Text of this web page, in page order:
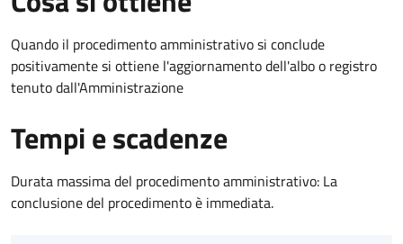
Quando il procedimento amministrativo si conclude
positivamente si ottiene l'aggiornamento dell'albo o registro
tenuto dall'Amministrazione
Tempi e scadenze
Durata massima del procedimento amministrativo: La
conclusione del procedimento è immediata.